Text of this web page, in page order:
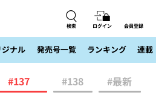
検索 ログイン 会員登録
ナル 発売号一覧 ランキング 連載
#137 #138 #最新